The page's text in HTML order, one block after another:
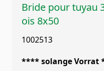
Bride pour tuyau
ois 8x50
1002513
**** solange Vorrat